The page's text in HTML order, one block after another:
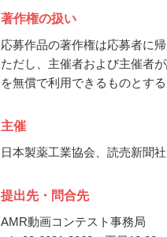
著作権の扱い
応募作品の著作権は応募者に
ただし、主催者および主催者
を無償で利用できるものとする
主催
日本製薬工業協会、読売新聞社
提出先・問合先
AMR動画コンテスト事務局